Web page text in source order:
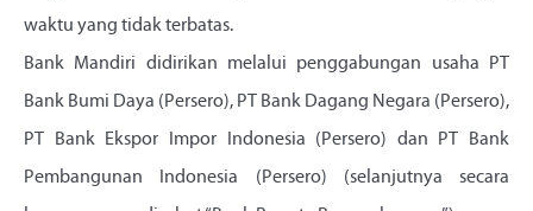
waktu yang tidak terbatas.
Bank Mandiri didirikan melalui penggabungan usaha PT
Bank Bumi Daya (Persero), PT Bank Dagang Negara (Persero),
PT Bank Ekspor Impor Indonesia (Persero) dan PT Bank
Pembangunan Indonesia (Persero) (selanjutnya secara